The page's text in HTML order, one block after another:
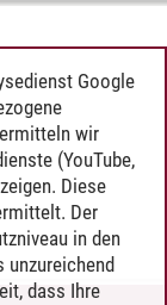
Google
wir
(YouTube,
Diese
Der
in den
unzureichend
dass Ihre